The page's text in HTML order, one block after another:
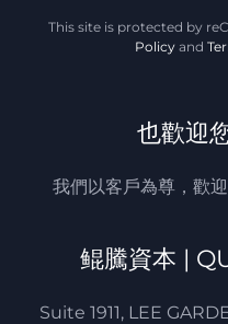
This site is protected by
Policyand
也歡迎
我們以客戶為尊，歡
鲲騰資本 |
Suite 1911, LEE